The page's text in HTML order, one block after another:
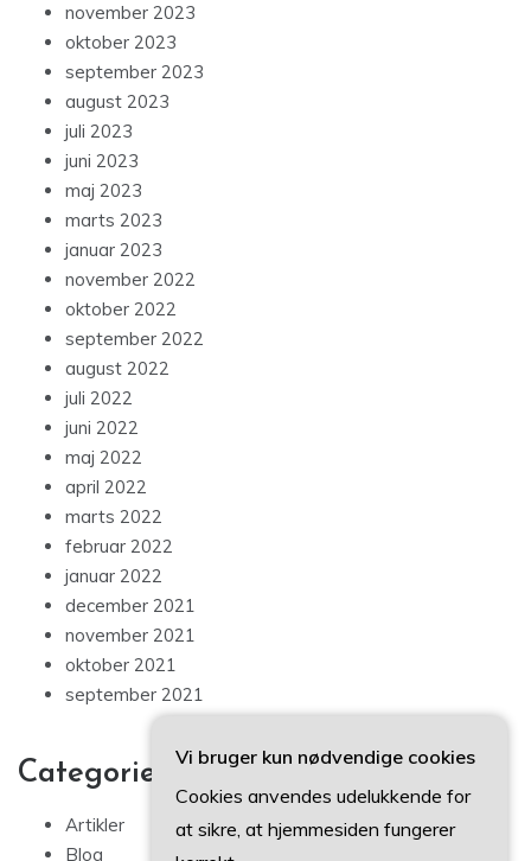
november 2023
oktober 2023
september 2023
august 2023
juli 2023
juni 2023
maj 2023
marts 2023
januar 2023
november 2022
oktober 2022
september 2022
august 2022
juli 2022
juni 2022
maj 2022
april 2022
marts 2022
februar 2022
januar 2022
december 2021
november 2021
oktober 2021
september 2021
Categories
Artikler
Blog
Vi bruger kun nødvendige cookies
Cookies anvendes udelukkende for
at sikre, at hjemmesiden fungerer